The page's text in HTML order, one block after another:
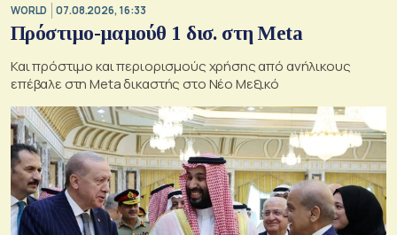
WORLD 07.08.2026, 16:33
Πρόστιμο-μαμούθ 1 δισ. στη Meta
Και πρόστιμο και περιορισμούς χρήσης από ανήλικους
επέβαλε στη Meta δικαστής στο Νέο Μεξικό